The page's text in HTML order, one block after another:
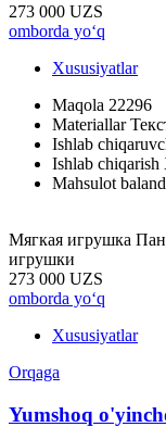
273 000 UZS
omborda yo‘q
Xususiyatlar
Maqola 22296
Materiallar
Ishlab
Ishlab chiqarish
Mahsulot
Мягкая игрушка
игрушки
273 000 UZS
omborda yo‘q
Xususiyatlar
Orqaga
Yumshoq